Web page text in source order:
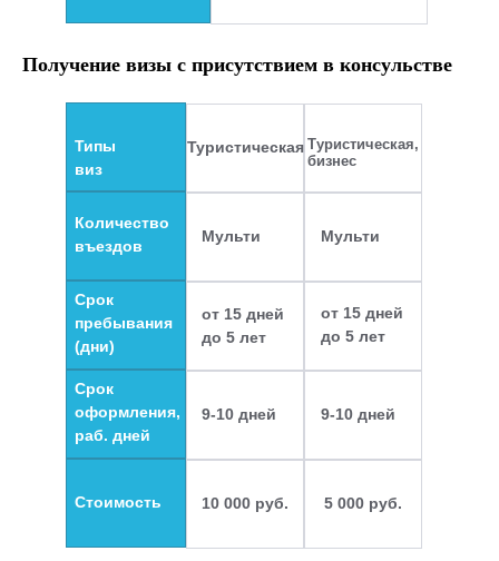
Получение визы с присутствием в консульстве
Мульти
10 000 руб. 5 000 руб.
9-10 дней
Стоимость
Срок
оформления,
раб. дней
Мульти
9-10 дней
от 15 дней
до 5 лет
Срок
пребывания
(дни)
Количество
въездов
от 15 дней
до 5 лет
Туристическая,
бизнес
Туристическая
Типы
виз